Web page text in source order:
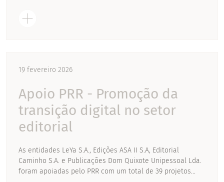
19 fevereiro 2026
Apoio PRR - Promoção da
transição digital no setor
editorial
As entidades LeYa S.A., Edições ASA II S.A, Editorial
Caminho S.A. e Publicações Dom Quixote Unipessoal Lda.
foram apoiadas pelo PRR com um total de 39 projetos...